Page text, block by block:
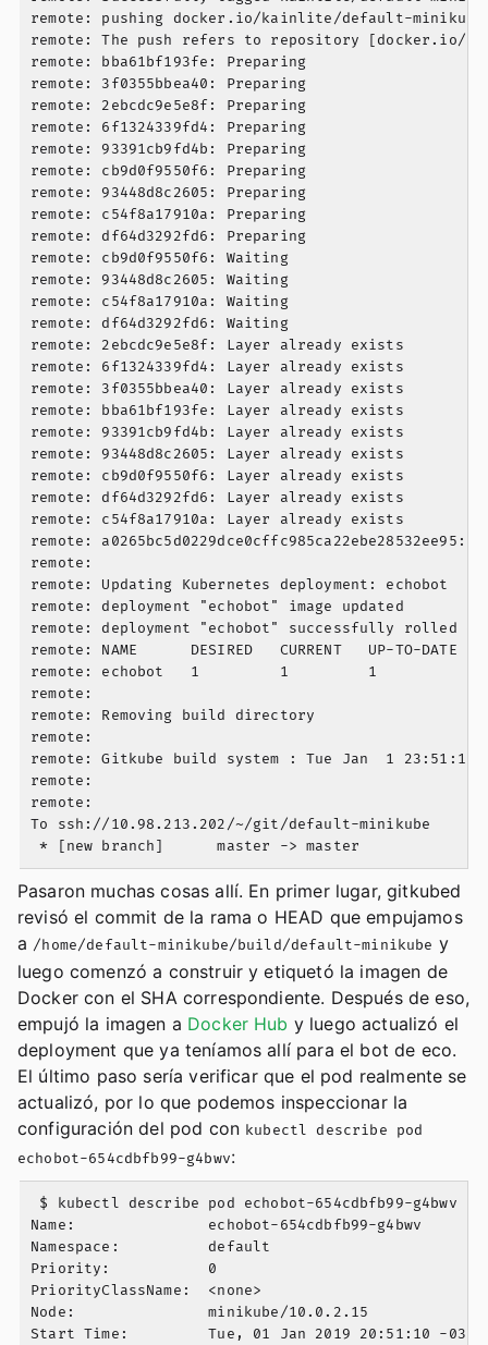
remote: pushing docker.io/kainlite/default-minikube-
remote: The push refers to repository [docker.io/
remote: bba61bf193fe: Preparing
remote: 3f0355bbea40: Preparing
remote: 2ebcdc9e5e8f: Preparing
remote: 6f1324339fd4: Preparing
remote: 93391cb9fd4b: Preparing
remote: cb9d0f9550f6: Preparing
remote: 93448d8c2605: Preparing
remote: c54f8a17910a: Preparing
remote: df64d3292fd6: Preparing
remote: cb9d0f9550f6: Waiting
remote: 93448d8c2605: Waiting
remote: c54f8a17910a: Waiting
remote: df64d3292fd6: Waiting
remote: 2ebcdc9e5e8f: Layer already exists
remote: 6f1324339fd4: Layer already exists
remote: 3f0355bbea40: Layer already exists
remote: bba61bf193fe: Layer already exists
remote: 93391cb9fd4b: Layer already exists
remote: 93448d8c2605: Layer already exists
remote: cb9d0f9550f6: Layer already exists
remote: df64d3292fd6: Layer already exists
remote: c54f8a17910a: Layer already exists
remote:
remote:
remote: Updating Kubernetes deployment: echobot
remote: deployment "echobot" image updated
remote: deployment "echobot" successfully rolled
remote: NAME      DESIRED   CURRENT   UP-TO-DATE
remote: echobot   1         1         1
remote:
remote: Removing build directory
remote:
remote: Gitkube build system : Tue Jan  1 23:51:16
remote:
remote:
To ssh://10.98.213.202/~/git/default-minikube
Pasaron muchas cosas allí. En primer lugar, gitkubed
revisó el commit de la rama o HEAD que empujamos
a /home/default-minikube/build/default-minikube y
luego comenzó a construir y etiquetó la imagen de
Docker con el SHA correspondiente. Después de eso,
empujó la imagen a Docker Hub y luego actualizó el
deployment que ya teníamos allí para el bot de eco.
El último paso sería verificar que el pod realmente se
actualizó, por lo que podemos inspeccionar la
configuración del pod con kubectl describe pod
echobot-654cdbfb99-g4bwv:
$ kubectl describe pod echobot-654cdbfb99-g4bwv
Name:               echobot-654cdbfb99-g4bwv
Namespace:          default
Priority:           0
PriorityClassName:  <none>
Node:               minikube/10.0.2.15
Start Time:         Tue, 01 Jan 2019 20:51:10 -0300